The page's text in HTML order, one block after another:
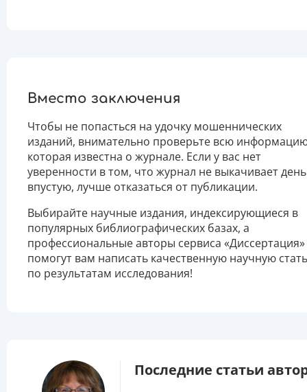
Вместо заключения
Чтобы не попасться на удочку мошеннических
изданий, внимательно проверьте всю
которая известна о журнале. Если у вас нет
уверенности в том, что журнал не выкачивает
впустую, лучше отказаться от публикации.
Выбирайте научные издания, индексирующиеся в
популярных библиографических базах, а
профессиональные авторы сервиса «Диссертация»
помогут вам написать качественную научную
по результатам исследования!
Последние статьи